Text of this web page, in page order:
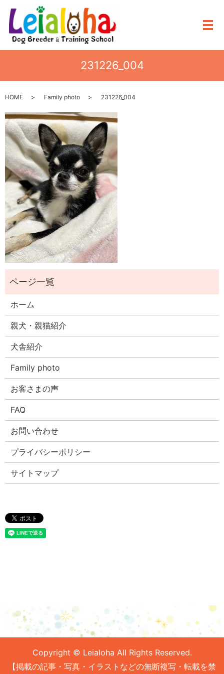
メ
231226_004
HOME Family photo 231226_004
ホーム
親犬・親猫紹介
犬舎紹介
Family photo
お客さまの声
FAQ
お問い合わせ
プライバシーポリシー
サイトマップ
Copyright © Leialoha All Rights Reserved.
【掲載の記事・写真・イラストなどの無断複写・転載を禁